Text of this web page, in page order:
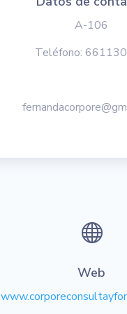
A-106
Teléfono:

Web